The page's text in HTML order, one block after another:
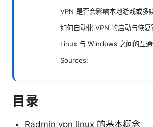
VPN 是否会影响本地游戏或多
如何自动化 VPN 的启动与恢复
Linux 与 Windows 之间的互通
Sources:
目录
Radmin vpn linux 的基本概念